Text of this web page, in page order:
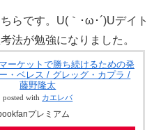
らです。U(｀･ω･´)Uデイト
法が勉強になりました。
ーケットで勝ち続けるための発
・ベレス / グレッグ・カプラ /
藤野隆太
posted with カエレバ
プレミアム